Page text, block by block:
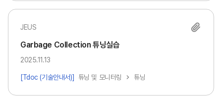
JEUS
Garbage Collection 튜닝실습
2025.11.13
[Tdoc (기술안내서)] 튜닝 및 모니터링 튜닝